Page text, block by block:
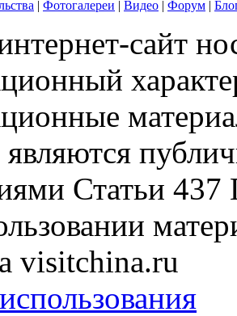
| Фотогалереи | Видео | Форум |
сайт
являются
Статьи 437
visitchina.ru